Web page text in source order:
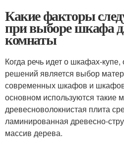
Какие факторы
при выборе шкафа
комнаты
Когда речь идет о шкафах-
решений является выбор
современных шкафов и
основном используются такие
древесноволокнистая плита
ламинированная древесно-
массив дерева.